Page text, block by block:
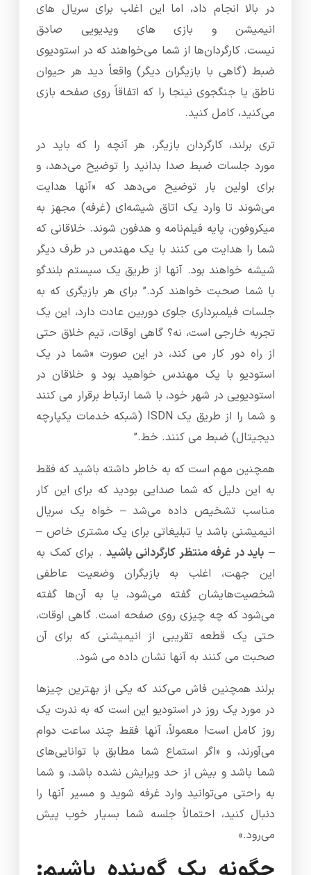
در بالا انجام داد، اما این اغلب برای سریال های
انیمیشن و بازی های ویدیویی صادق
نیست. کارگردان‌ها از شما می‌خواهند که در استودیوی
ضبط (گاهی با بازیگران دیگر) واقعاً دید هر حیوان
ناطق یا جنگجوی نینجا را که اتفاقاً روی صفحه بازی
می‌کنید، کامل کنید.
تری برلند، کارگردان بازیگر، هر آنچه را که باید در
مورد جلسات ضبط صدا بدانید را توضیح می‌دهد، و
برای اولین بار توضیح می‌دهد که «آنها هدایت
می‌شوند تا وارد یک اتاق شیشه‌ای (غرفه) مجهز به
میکروفون، پایه فیلم‌نامه و هدفون شوند. خلاقانی که
شما را هدایت می کنند با یک مهندس در طرف دیگر
شیشه خواهند بود. آنها از طریق یک سیستم بلندگو
با شما صحبت خواهند کرد.” برای هر بازیگری که به
جلسات فیلمبرداری جلوی دوربین عادت دارد، این یک
تجربه خارجی است، نه؟ گاهی اوقات، تیم خلاق حتی
از راه دور کار می کند، در این صورت «شما در یک
استودیو با یک مهندس خواهید بود و خلاقان در
استودیویی در شهر خود، با شما ارتباط برقرار می کنند
و شما را از طریق یک ISDN (شبکه خدمات یکپارچه
دیجیتال) ضبط می کنند. خط.”
همچنین مهم است که به خاطر داشته باشید که فقط
به این دلیل که شما صدایی بودید که برای این کار
مناسب تشخیص داده می‌شد – خواه یک سریال
انیمیشنی باشد یا تبلیغاتی برای یک مشتری خاص –
– باید در غرفه منتظر کارگردانی باشید. برای کمک به
این جهت، اغلب به بازیگران وضعیت عاطفی
شخصیت‌هایشان گفته می‌شود، یا به آن‌ها گفته
می‌شود که چه چیزی روی صفحه است. گاهی اوقات،
حتی یک قطعه تقریبی از انیمیشنی که برای آن
صحبت می کنند به آنها نشان داده می شود.
برلند همچنین فاش می‌کند که یکی از بهترین چیزها
در مورد یک روز در استودیو این است که به ندرت یک
روز کامل است! معمولاً، آنها فقط چند ساعت دوام
می‌آورند، و «اگر استماع شما مطابق با توانایی‌های
شما باشد و بیش از حد ویرایش نشده باشد، و شما
به راحتی می‌توانید وارد غرفه شوید و مسیر آنها را
دنبال کنید، احتمالاً جلسه شما بسیار خوب پیش
می‌رود.»